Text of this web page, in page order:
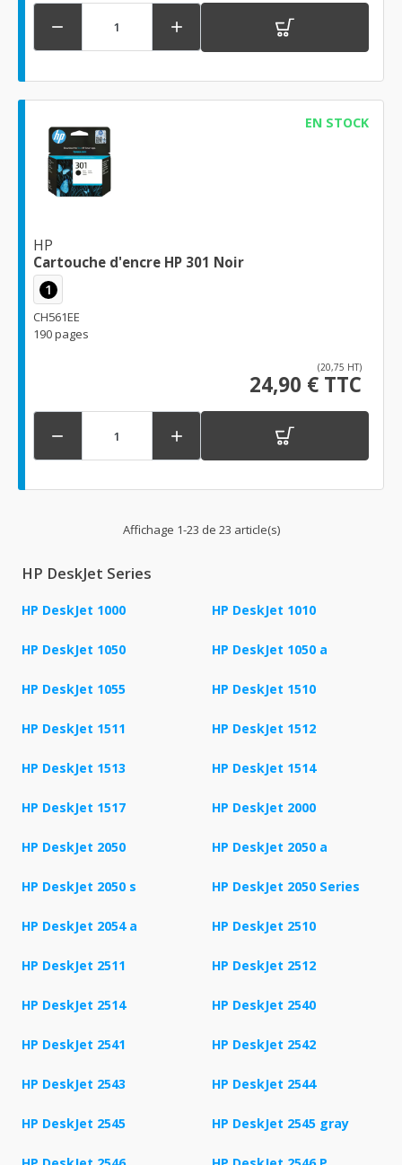
 
EN STOCK
HP
Cartouche d'encre HP 301 Noir
1
CH561EE
190 pages
(20,75 HT)
24,90 € TTC
 
Affichage 1-23 de 23 article(s)
HP DeskJet Series
HP DeskJet 1000 HP DeskJet 1010
HP DeskJet 1050 HP DeskJet 1050 a
HP DeskJet 1055 HP DeskJet 1510
HP DeskJet 1511 HP DeskJet 1512
HP DeskJet 1513 HP DeskJet 1514
HP DeskJet 1517 HP DeskJet 2000
HP DeskJet 2050 HP DeskJet 2050 a
HP DeskJet 2050 s HP DeskJet 2050 Series
HP DeskJet 2054 a HP DeskJet 2510
HP DeskJet 2511 HP DeskJet 2512
HP DeskJet 2514 HP DeskJet 2540
HP DeskJet 2541 HP DeskJet 2542
HP DeskJet 2543 HP DeskJet 2544
HP DeskJet 2545 HP DeskJet 2545 gray